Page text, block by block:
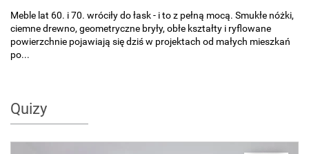
Meble lat 60. i 70. wróciły do łask - i to z pełną mocą. Smukłe nóżki,
ciemne drewno, geometryczne bryły, obłe kształty i ryflowane
powierzchnie pojawiają się dziś w projektach od małych mieszkań
po...
Quizy